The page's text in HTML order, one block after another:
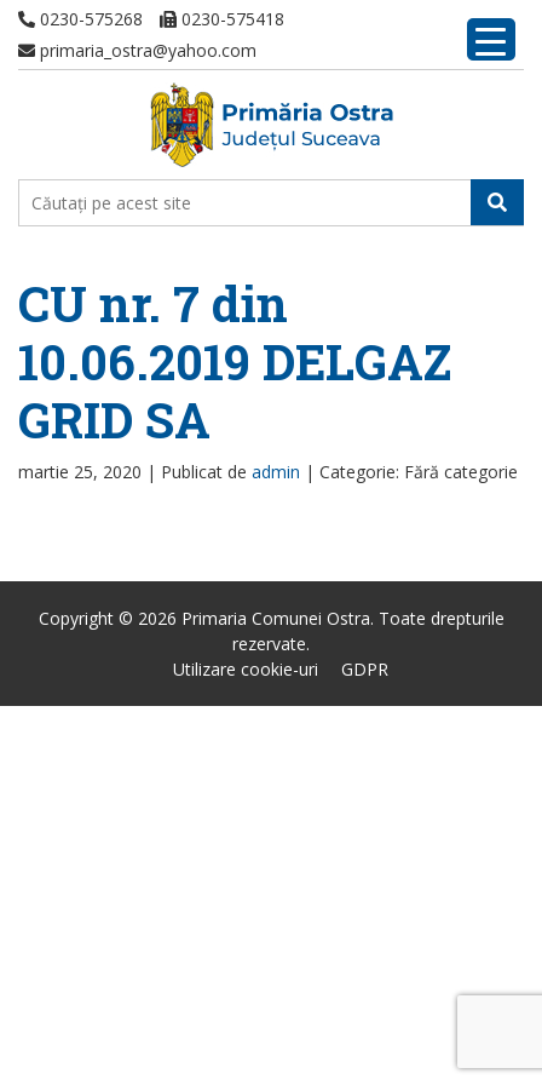
0230-575268
0230-575418
primaria_ostra@yahoo.com
CU nr. 7 din
10.06.2019 DELGAZ
GRID SA
martie 25, 2020 | Publicat de admin | Categorie: Fără categorie
Copyright © 2026 Primaria Comunei Ostra. Toate drepturile
rezervate.
Utilizare cookie-uri
GDPR